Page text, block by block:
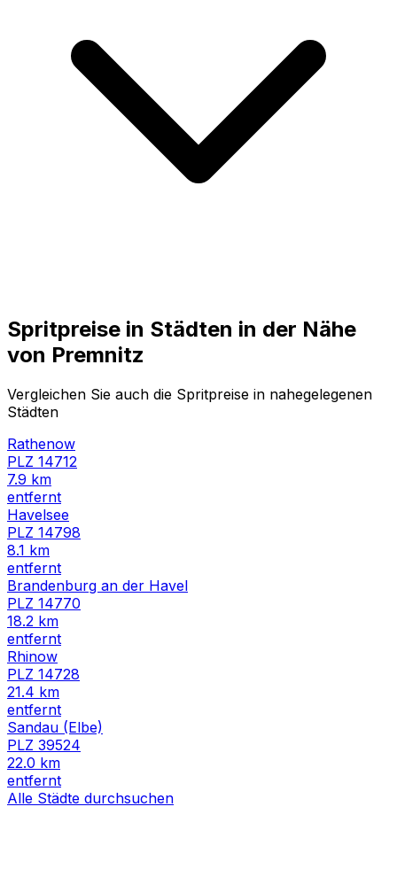
Spritpreise in Städten in der Nähe
von Premnitz
Vergleichen Sie auch die Spritpreise in nahegelegenen
Städten
Rathenow
PLZ 14712
7.9 km
entfernt
Havelsee
PLZ 14798
8.1 km
entfernt
Brandenburg an der Havel
PLZ 14770
18.2 km
entfernt
Rhinow
PLZ 14728
21.4 km
entfernt
Sandau (Elbe)
PLZ 39524
22.0 km
entfernt
Alle Städte durchsuchen